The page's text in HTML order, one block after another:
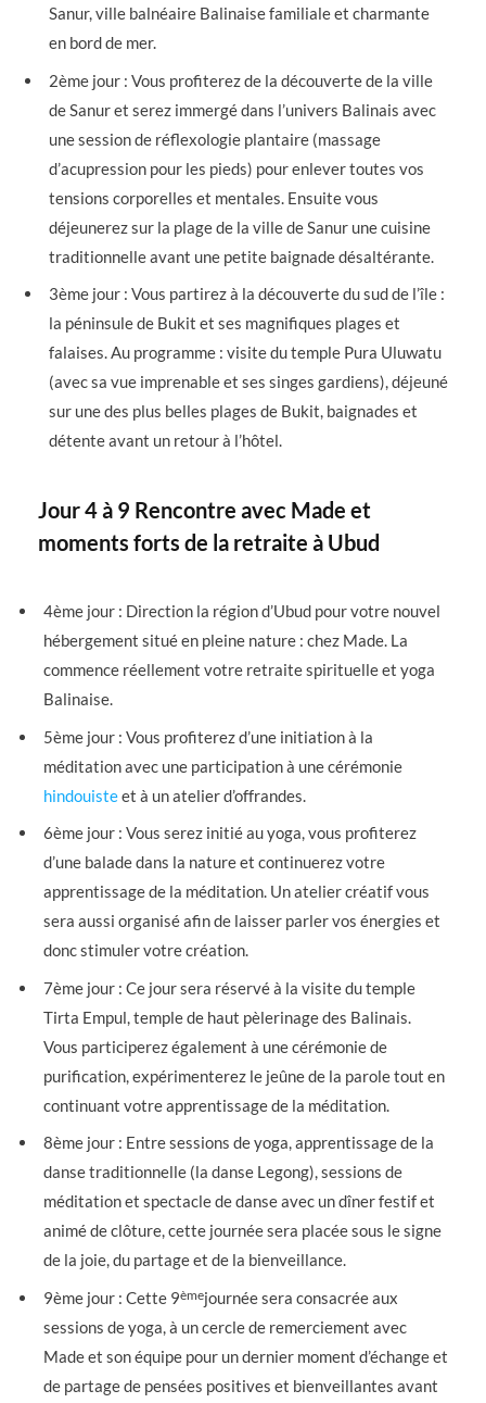
Sanur, ville balnéaire Balinaise familiale et charmante
en bord de mer.
2ème jour : Vous profiterez de la découverte de la ville
de Sanur et serez immergé dans l’univers Balinais avec
une session de réflexologie plantaire (massage
d’acupression pour les pieds) pour enlever toutes vos
tensions corporelles et mentales. Ensuite vous
déjeunerez sur la plage de la ville de Sanur une cuisine
traditionnelle avant une petite baignade désaltérante.
3ème jour : Vous partirez à la découverte du sud de l’île :
la péninsule de Bukit et ses magnifiques plages et
falaises. Au programme : visite du temple Pura Uluwatu
(avec sa vue imprenable et ses singes gardiens), déjeuné
sur une des plus belles plages de Bukit, baignades et
détente avant un retour à l’hôtel.
Jour 4 à 9 Rencontre avec Made et
moments forts de la retraite à Ubud
4ème jour : Direction la région d’Ubud pour votre nouvel
hébergement situé en pleine nature : chez Made. La
commence réellement votre retraite spirituelle et yoga
Balinaise.
5ème jour : Vous profiterez d’une initiation à la
méditation avec une participation à une cérémonie
hindouisteet à un atelier d’offrandes.
6ème jour : Vous serez initié au yoga, vous profiterez
d’une balade dans la nature et continuerez votre
apprentissage de la méditation. Un atelier créatif vous
sera aussi organisé afin de laisser parler vos énergies et
donc stimuler votre création.
7ème jour : Ce jour sera réservé à la visite du temple
Tirta Empul, temple de haut pèlerinage des Balinais.
Vous participerez également à une cérémonie de
purification, expérimenterez le jeûne de la parole tout en
continuant votre apprentissage de la méditation.
8ème jour : Entre sessions de yoga, apprentissage de la
danse traditionnelle (la danse Legong), sessions de
méditation et spectacle de danse avec un dîner festif et
animé de clôture, cette journée sera placée sous le signe
de la joie, du partage et de la bienveillance.
9ème jour : Cette 9èmejournée sera consacrée aux
sessions de yoga, à un cercle de remerciement avec
Made et son équipe pour un dernier moment d’échange et
de partage de pensées positives et bienveillantes avant